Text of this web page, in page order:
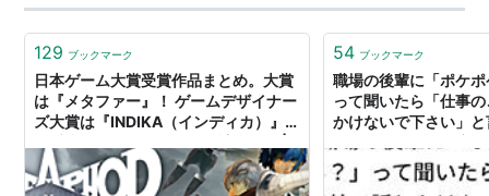
129 ブックマーク
日本ゲーム大賞受賞作品まとめ。大賞
は『メタファー』！ ゲームデザイナー
ズ大賞は『INDIKA（インディカ）』。
ゲーム・エンタメ最新情報のファミ
通.com
54 ブックマーク
職場の後輩に「ポケ
って聞いたら「仕事
かけないで下さい」